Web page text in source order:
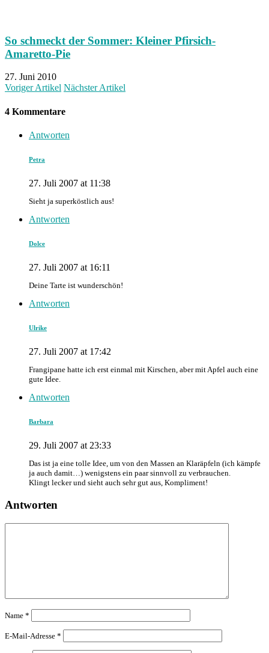
So schmeckt der Sommer: Kleiner Pfirsich-
Amaretto-Pie
27. Juni 2010
Voriger Artikel Nächster Artikel
4 Kommentare
Antworten
Petra
27. Juli 2007 at 11:38
Sieht ja superköstlich aus!
Antworten
Dolce
27. Juli 2007 at 16:11
Deine Tarte ist wunderschön!
Antworten
Ulrike
27. Juli 2007 at 17:42
Frangipane hatte ich erst einmal mit Kirschen, aber mit Apfel auch eine
gute Idee.
Antworten
Barbara
29. Juli 2007 at 23:33
Das ist ja eine tolle Idee, um von den Massen an Klaräpfeln (ich kämpfe
ja auch damit…) wenigstens ein paar sinnvoll zu verbrauchen.
Klingt lecker und sieht auch sehr gut aus, Kompliment!
Antworten
Name *
E-Mail-Adresse *